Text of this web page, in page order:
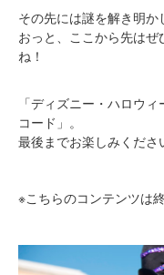
その先には謎を解き明か
おっと、ここから先は
ね！
「ディズニー・ハロウ
コード」。
最後までお楽しみくださ
※こちらのコンテンツは